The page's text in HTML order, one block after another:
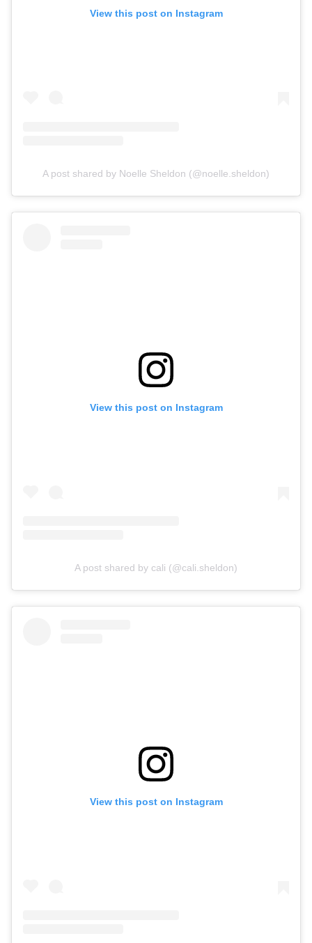
View this post on Instagram
A post shared by Noelle Sheldon (@noelle.sheldon)
View this post on Instagram
A post shared by cali (@cali.sheldon)
View this post on Instagram